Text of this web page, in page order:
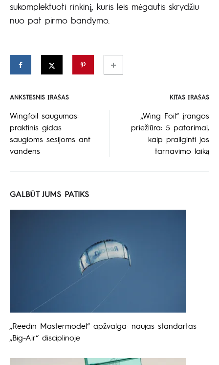
sukomplektuoti rinkinį, kuris leis mėgautis skrydžiu
nuo pat pirmo bandymo.
Įrašo
naršymas
ANKSTESNIS ĮRAŠAS KITAS ĮRAŠAS
Wingfoil saugumas:
praktinis gidas
saugioms sesijoms ant
vandens
„Wing Foil“ įrangos
priežiūra: 5 patarimai,
kaip prailginti jos
tarnavimo laiką
GALBŪT JUMS PATIKS
„Reedin Mastermodel“ apžvalga: naujas standartas
„Big-Air“ disciplinoje